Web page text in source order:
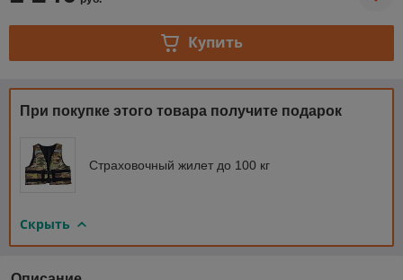
Купить
При покупке этого товара получите подарок
Страховочный жилет до 100 кг
Скрыть